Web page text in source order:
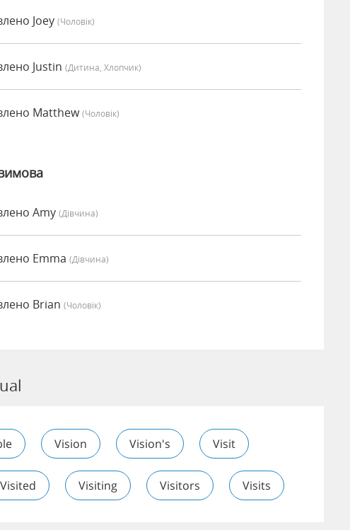
Joey (чоловік)
Justin (дитина, Хлопчик)
Matthew(чоловік)
Amy (дівчина)
Emma (дівчина)
Brian (чоловік)
Vision Vision's Visit
Visited Visiting Visitors Visits